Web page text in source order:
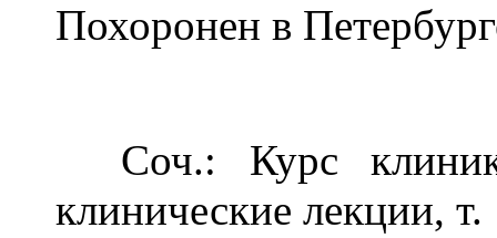
Похоронен в
Соч.: Курс
клинические лекции,